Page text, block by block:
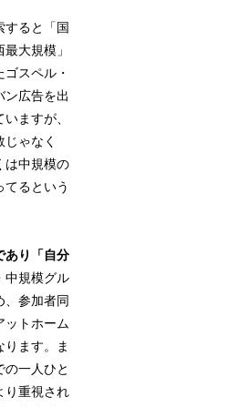
すると「国
大規模」
スペル・
ン広告を出
ますが、
ゃなく
は中規模の
てるという
あり「自分
中規模グル
、参加者同
ットホーム
ります。ま
の一人ひと
り重視され